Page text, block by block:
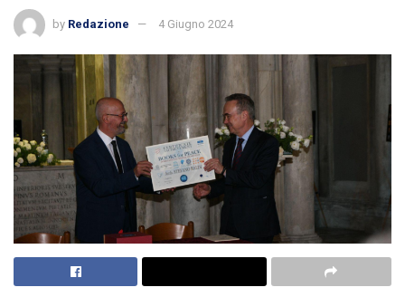
by Redazione 4 Giugno 2024